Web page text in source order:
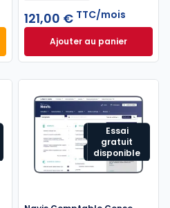
2027 à 199,00 € TTC
121,00 € TTC/mois
Ajouter au panier
Oppus Expert à
Essai
gratuit
disponible